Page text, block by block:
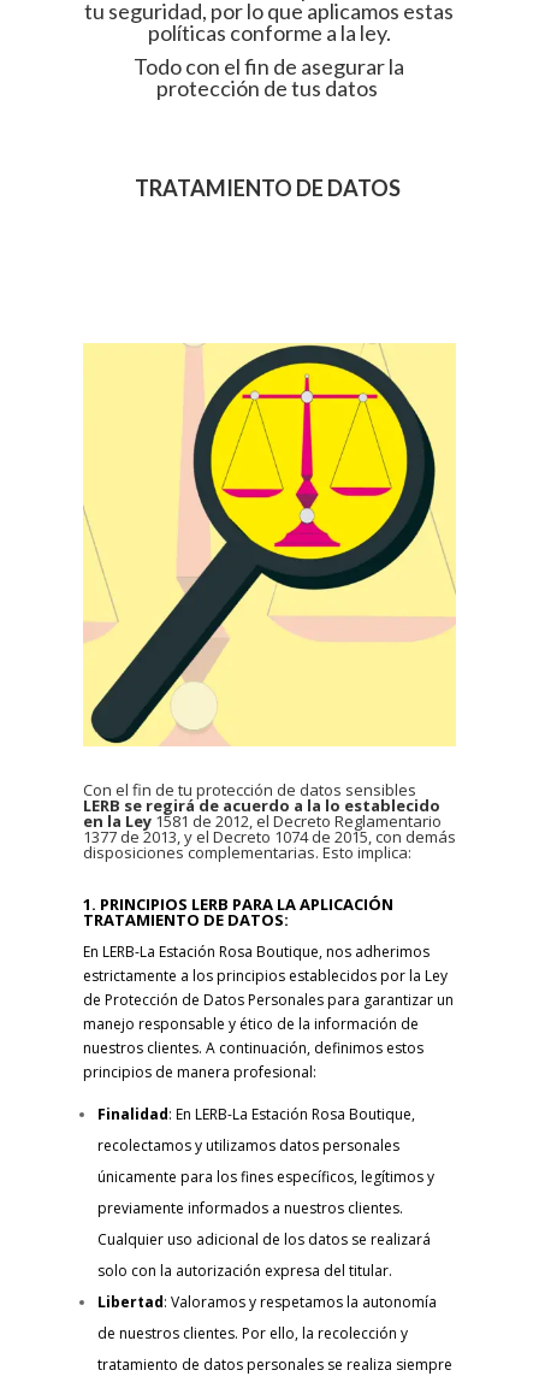
tu seguridad, por lo que aplicamos estas
políticas conforme a la ley.
Todo con el fin de asegurar la
protección de tus datos
TRATAMIENTO DE DATOS
Con el fin de tu protección de datos sensibles
LERB se regirá de acuerdo a la lo establecido
en la Ley1581 de 2012, el Decreto Reglamentario
1377 de 2013, y el Decreto 1074 de 2015, con demás
disposiciones complementarias. Esto implica:
1. PRINCIPIOS LERB PARA LA APLICACIÓN
TRATAMIENTO DE DATOS:
En LERB-La Estación Rosa Boutique, nos adherimos
estrictamente a los principios establecidos por la Ley
de Protección de Datos Personales para garantizar un
manejo responsable y ético de la información de
nuestros clientes. A continuación, definimos estos
principios de manera profesional:
Finalidad: En LERB-La Estación Rosa Boutique,
recolectamos y utilizamos datos personales
únicamente para los fines específicos, legítimos y
previamente informados a nuestros clientes.
Cualquier uso adicional de los datos se realizará
solo con la autorización expresa del titular.
Libertad: Valoramos y respetamos la autonomía
de nuestros clientes. Por ello, la recolección y
tratamiento de datos personales se realiza siempre